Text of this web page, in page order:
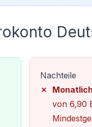
Nachteile
von 6,90